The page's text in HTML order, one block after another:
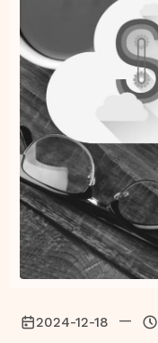
2024-12-18 —